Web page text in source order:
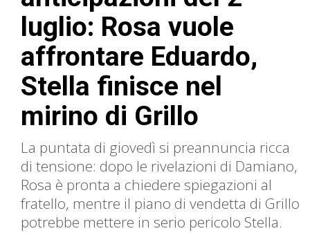
luglio: Rosa vuole
affrontare Eduardo,
Stella finisce nel
mirino di Grillo
La puntata di giovedì si preannuncia ricca
di tensione: dopo le rivelazioni di Damiano,
Rosa è pronta a chiedere spiegazioni al
fratello, mentre il piano di vendetta di Grillo
potrebbe mettere in serio pericolo Stella.